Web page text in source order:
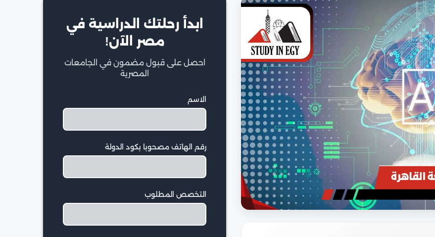
ابدأ رحلتك الدراسية في
مصر الآن!
احصل على قبول مضمون في الجامعات
المصرية
الاسم
رقم الهاتف مصحوبا بكود الدولة
التخصص المطلوب